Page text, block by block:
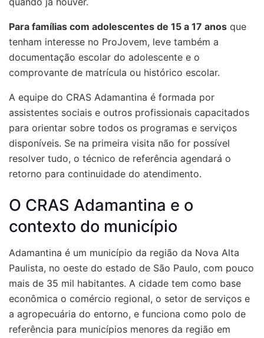
Para famílias com adolescentes de 15 a 17 anos que
tenham interesse no ProJovem, leve também a
documentação escolar do adolescente e o
comprovante de matrícula ou histórico escolar.
A equipe do CRAS Adamantina é formada por
assistentes sociais e outros profissionais capacitados
para orientar sobre todos os programas e serviços
disponíveis. Se na primeira visita não for possível
resolver tudo, o técnico de referência agendará o
retorno para continuidade do atendimento.
O CRAS Adamantina e o
contexto do município
Adamantina é um município da região da Nova Alta
Paulista, no oeste do estado de São Paulo, com pouco
mais de 35 mil habitantes. A cidade tem como base
econômica o comércio regional, o setor de serviços e
a agropecuária do entorno, e funciona como polo de
referência para municípios menores da região em